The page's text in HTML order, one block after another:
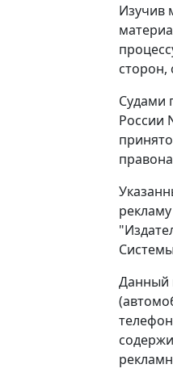
Изучив
сторон,
Судами
России
Данный